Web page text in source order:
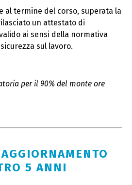
al termine del corso, superata la
un attestato di
ai sensi della normativa
sul lavoro.
per il 90% del monte ore
5 ANNI